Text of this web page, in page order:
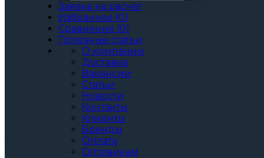
Заявка на расчет
Избранное (0)
Сравнение (0)
Полезные статьи
О компании
Доставка
Вакансии
Статьи
Новости
Контакты
Клиенты
Бренды
Оплата
Оптовикам
Артикул: 166594
За упаковку
Цена при единовременной покупке